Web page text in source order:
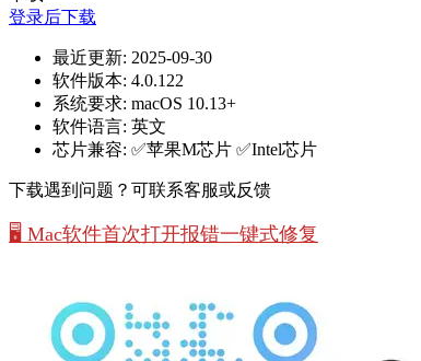
登录后下载
最近更新: 2025-09-30
软件版本: 4.0.122
系统要求: macOS 10.13+
软件语言: 英文
芯片兼容: ✅苹果M芯片 ✅Intel芯片
下载遇到问题？可联系客服或反馈
🖥️ Mac软件首次打开报错一键式修复